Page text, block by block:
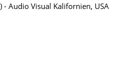
Audio Visual Kalifornien, USA